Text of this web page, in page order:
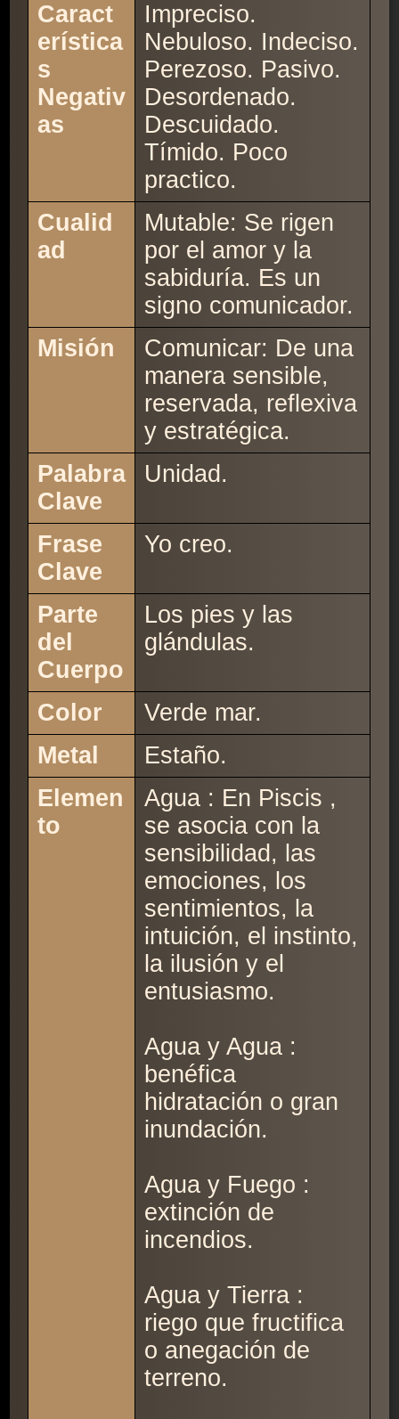
Caract
erística
s
Negativ
as
Impreciso.
Nebuloso. Indeciso.
Perezoso. Pasivo.
Desordenado.
Descuidado.
Tímido. Poco
practico.
Cualid
ad
Mutable: Se rigen
por el amor y la
sabiduría. Es un
signo comunicador.
Misión
Comunicar: De una
manera sensible,
reservada, reflexiva
y estratégica.
Palabra
Clave
Unidad.
Frase
Clave
Yo creo.
Parte
del
Cuerpo
Los pies y las
glándulas.
Color
Verde mar.
Metal
Estaño.
Elemen
to
Agua : En Piscis ,
se asocia con la
sensibilidad, las
emociones, los
sentimientos, la
intuición, el instinto,
la ilusión y el
entusiasmo.
Agua y Agua :
benéfica
hidratación o gran
inundación.
Agua y Fuego :
extinción de
incendios.
Agua y Tierra :
riego que fructifica
o anegación de
terreno.